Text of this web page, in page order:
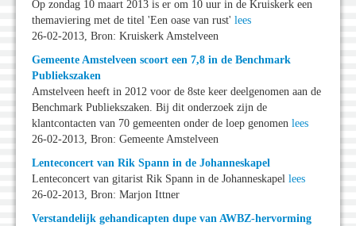
Op zondag 10 maart 2013 is er om 10 uur in de Kruiskerk een
themaviering met de titel 'Een oase van rust' lees
26-02-2013, Bron: Kruiskerk Amstelveen
Gemeente Amstelveen scoort een 7,8 in de Benchmark
Publiekszaken
Amstelveen heeft in 2012 voor de 8ste keer deelgenomen aan de
Benchmark Publiekszaken. Bij dit onderzoek zijn de
klantcontacten van 70 gemeenten onder de loep genomen lees
26-02-2013, Bron: Gemeente Amstelveen
Lenteconcert van Rik Spann in de Johanneskapel
Lenteconcert van gitarist Rik Spann in de Johanneskapel lees
26-02-2013, Bron: Marjon Ittner
Verstandelijk gehandicapten dupe van AWBZ-hervorming